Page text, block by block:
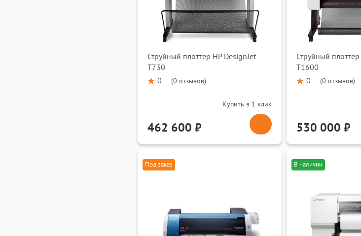
Струйный плоттер HP DesignJet
T730
0
(0 отзывов)
Купить в 1 клик
462 600 ₽
Струйный
T1600
0
(0 отзывов)
530 000 ₽
Под заказ В наличии